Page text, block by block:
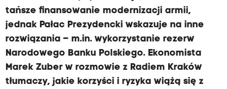
tańsze finansowanie modernizacji armii,
jednak Pałac Prezydencki wskazuje na inne
rozwiązania – m.in. wykorzystanie rezerw
Narodowego Banku Polskiego. Ekonomista
Marek Zuber w rozmowie z Radiem Kraków
tłumaczy, jakie korzyści i ryzyka wiążą się z